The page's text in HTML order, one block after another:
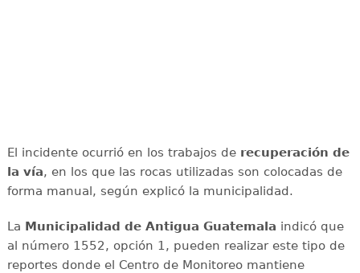
El incidente ocurrió en los trabajos de recuperación de
la vía, en los que las rocas utilizadas son colocadas de
forma manual, según explicó la municipalidad.
La Municipalidad de Antigua Guatemala indicó que
al número 1552, opción 1, pueden realizar este tipo de
reportes donde el Centro de Monitoreo mantiene